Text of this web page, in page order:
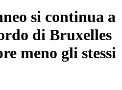
si continua a
di Bruxelles
meno gli stessi